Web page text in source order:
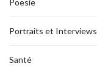
Poesie
Portraits et Interviews
Santé